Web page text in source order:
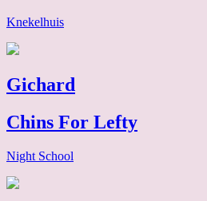
Knekelhuis
Gichard
Chins For Lefty
Night School